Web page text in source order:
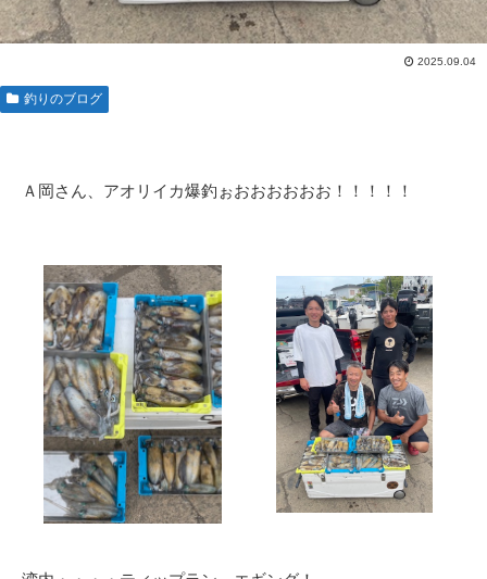
2025.09.04
釣りのブログ
Ａ岡さん、アオリイカ爆釣ぉおおおおおお！！！！！